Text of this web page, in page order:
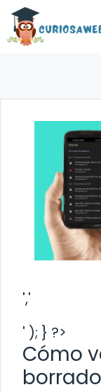
Saltar
contenido
','
' ); } ?>
Cómo